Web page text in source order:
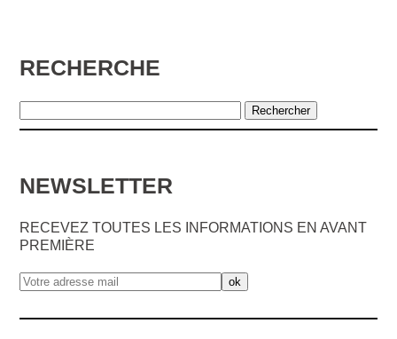
RECHERCHE
NEWSLETTER
RECEVEZ TOUTES LES INFORMATIONS EN AVANT
PREMIÈRE